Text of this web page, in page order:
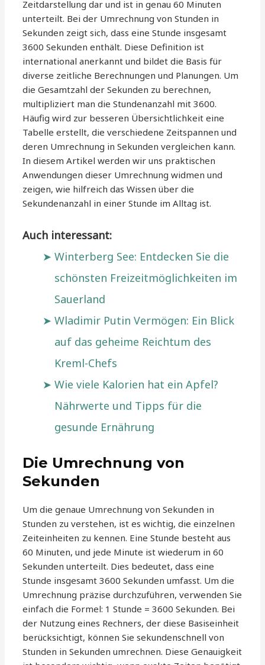
Zeitdarstellung dar und ist in genau 60 Minuten
unterteilt. Bei der Umrechnung von Stunden in
Sekunden zeigt sich, dass eine Stunde insgesamt
3600 Sekunden enthält. Diese Definition ist
international anerkannt und bildet die Basis für
diverse zeitliche Berechnungen und Planungen. Um
die Gesamtzahl der Sekunden zu berechnen,
multipliziert man die Stundenanzahl mit 3600.
Häufig wird zur besseren Übersichtlichkeit eine
Tabelle erstellt, die verschiedene Zeitspannen und
deren Umrechnung in Sekunden vergleichen kann.
In diesem Artikel werden wir uns praktischen
Anwendungen dieser Umrechnung widmen und
zeigen, wie hilfreich das Wissen über die
Sekundenanzahl in einer Stunde im Alltag ist.
Auch interessant:
Winterberg See: Entdecken Sie die
schönsten Freizeitmöglichkeiten im
Sauerland
Wladimir Putin Vermögen: Ein Blick
auf das geheime Reichtum des
Kreml-Chefs
Wie viele Kalorien hat ein Apfel?
Nährwerte und Tipps für die
gesunde Ernährung
Die Umrechnung von
Sekunden
Um die genaue Umrechnung von Sekunden in
Stunden zu verstehen, ist es wichtig, die einzelnen
Zeiteinheiten zu kennen. Eine Stunde besteht aus
60 Minuten, und jede Minute ist wiederum in 60
Sekunden unterteilt. Dies bedeutet, dass eine
Stunde insgesamt 3600 Sekunden umfasst. Um die
Umrechnung präzise durchzuführen, verwenden Sie
einfach die Formel: 1 Stunde = 3600 Sekunden. Bei
der Nutzung eines Rechners, der diese Basiseinheit
berücksichtigt, können Sie sekundenschnell von
Stunden in Sekunden umrechnen. Diese Genauigkeit